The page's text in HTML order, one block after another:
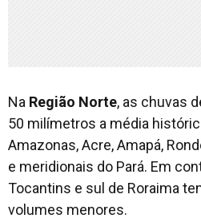
Na Região Norte, as chuvas
50 milímetros a média
Amazonas, Acre, Amapá,
e meridionais do Pará. Em
Tocantins e sul de Roraima
volumes menores.